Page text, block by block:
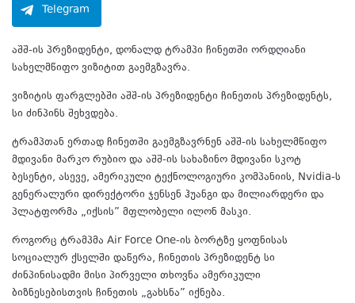
Telegram
აშშ-ის პრეზიდენტი, დონალდ ტრამპი ჩინეთში ორდღიანი
სახელმწიფო ვიზიტით გაემგზავრა.
ვიზიტის ფარგლებში აშშ-ის პრეზიდენტი ჩინეთის პრეზიდენტს,
სი ძინპინს შეხვდება.
ტრამპთან ერთად ჩინეთში გაემგზავრნენ აშშ-ის სახელმწიფო
მდივანი მარკო რუბიო და აშშ-ის სახაზინო მდივანი სკოტ
ბესენტი, ასევე, ამერიკული ტექნოლოგიური კომპანიის, Nvidia-ს
გენერალური დირექტორი ჯენსენ ჰუანგი და მილიარდერი და
პლატფორმა „იქსის” მფლობელი ილონ მასკი.
როგორც ტრამპმა Air Force One-ის ბორტზე ყოფნისას
სოციალურ ქსელში დაწერა, ჩინეთის პრეზიდენტ სი
ძინპინისადმი მისი პირველი თხოვნა ამერიკული
ბიზნესებისთვის ჩინეთის „გახსნა” იქნება.